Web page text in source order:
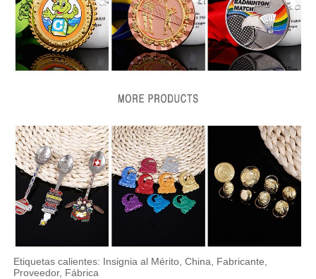
Etiquetas calientes: Insignia al Mérito, China, Fabricante,
Proveedor, Fábrica